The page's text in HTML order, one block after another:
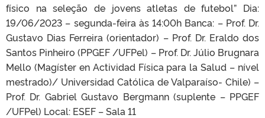
físico na seleção de jovens atletas de futebol” Dia:
19/06/2023 – segunda-feira às 14:00h Banca: – Prof. Dr.
Gustavo Dias Ferreira (orientador) – Prof. Dr. Eraldo dos
Santos Pinheiro (PPGEF /UFPel) – Prof. Dr. Júlio Brugnara
Mello (Magíster en Actividad Física para la Salud – nível
mestrado)/ Universidad Católica de Valparaíso- Chile) –
Prof. Dr. Gabriel Gustavo Bergmann (suplente – PPGEF
/UFPel) Local: ESEF – Sala 11